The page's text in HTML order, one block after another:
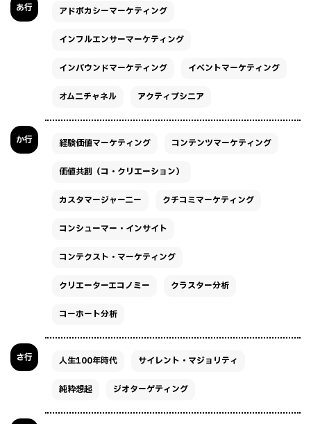
あ行 アドボカシーマーケティング
インフルエンサーマーケティング
インバウンドマーケティング イベントマーケティング
オムニチャネル アクティブシニア
か行 経験価値マーケティング コンテンツマーケティング
価値共創（コ・クリエーション）
カスタマージャーニー クチコミマーケティング
コンシューマー・インサイト
コンテクスト・マーケティング
クリエーターエコノミー クラスター分析
コーホート分析
さ行 人生100年時代 サイレント・マジョリティ
純粋想起 ジオターゲティング